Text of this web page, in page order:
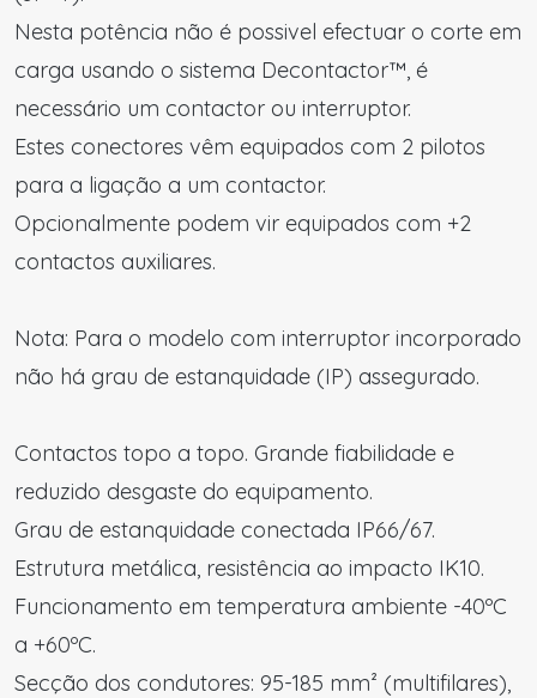
Nesta potência não é possivel efectuar o corte em
carga usando o sistema Decontactor™, é
necessário um contactor ou interruptor.
Estes conectores vêm equipados com 2 pilotos
para a ligação a um contactor.
Opcionalmente podem vir equipados com +2
contactos auxiliares.
Nota: Para o modelo com interruptor incorporado
não há grau de estanquidade (IP) assegurado.
Contactos topo a topo. Grande fiabilidade e
reduzido desgaste do equipamento.
Grau de estanquidade conectada IP66/67.
Estrutura metálica, resistência ao impacto IK10.
Funcionamento em temperatura ambiente -40ºC
a +60ºC.
Secção dos condutores: 95-185 mm² (multifilares),